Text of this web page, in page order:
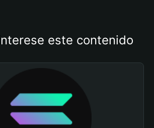
este contenido